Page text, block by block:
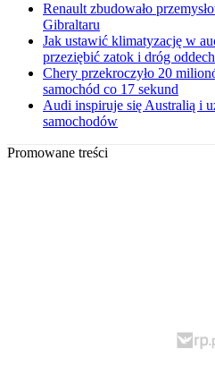
Renault zbudowało
Gibraltaru
Jak ustawić klimatyzację w
przeziębić zatok i dróg
Chery przekroczyło 20
samochód co 17 sekund
Audi inspiruje się Australią i
samochodów
Promowane treści